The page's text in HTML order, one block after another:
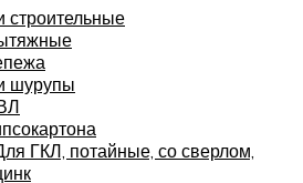
строительные
шурупы
ГКЛ, потайные, со сверлом,